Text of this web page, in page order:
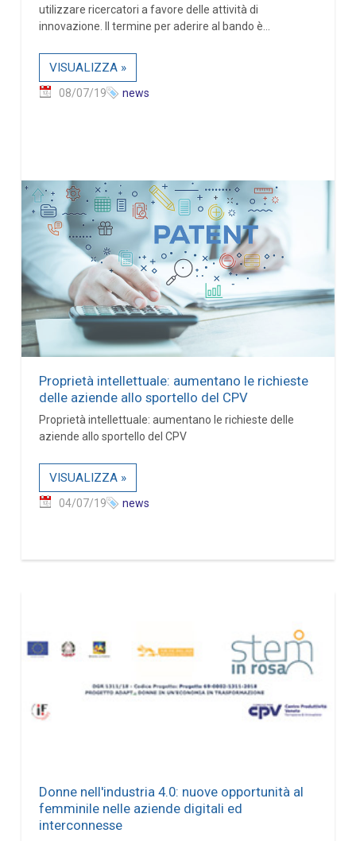
utilizzare ricercatori a favore delle attività di
innovazione. Il termine per aderire al bando è...
VISUALIZZA »
08/07/19 news
Proprietà intellettuale: aumentano le richieste
delle aziende allo sportello del CPV
Proprietà intellettuale: aumentano le richieste delle
aziende allo sportello del CPV
VISUALIZZA »
04/07/19 news
Donne nell'industria 4.0: nuove opportunità al
femminile nelle aziende digitali ed
interconnesse